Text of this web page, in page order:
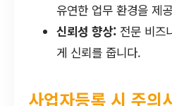
유연한 업무 환경을 제
신뢰성 향상: 전문 비즈
게 신뢰를 줍니다.
사업자등록 시 주의